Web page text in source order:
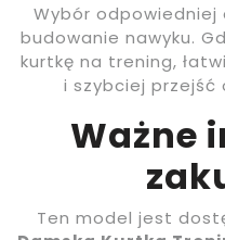
Wybór
budowanie nawyku.
kurtkę na trening,
i szybciej przejść
Ważne
Ten model jest